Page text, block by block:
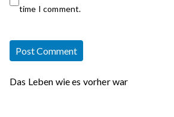
time I comment.
Das Leben wie es vorher war